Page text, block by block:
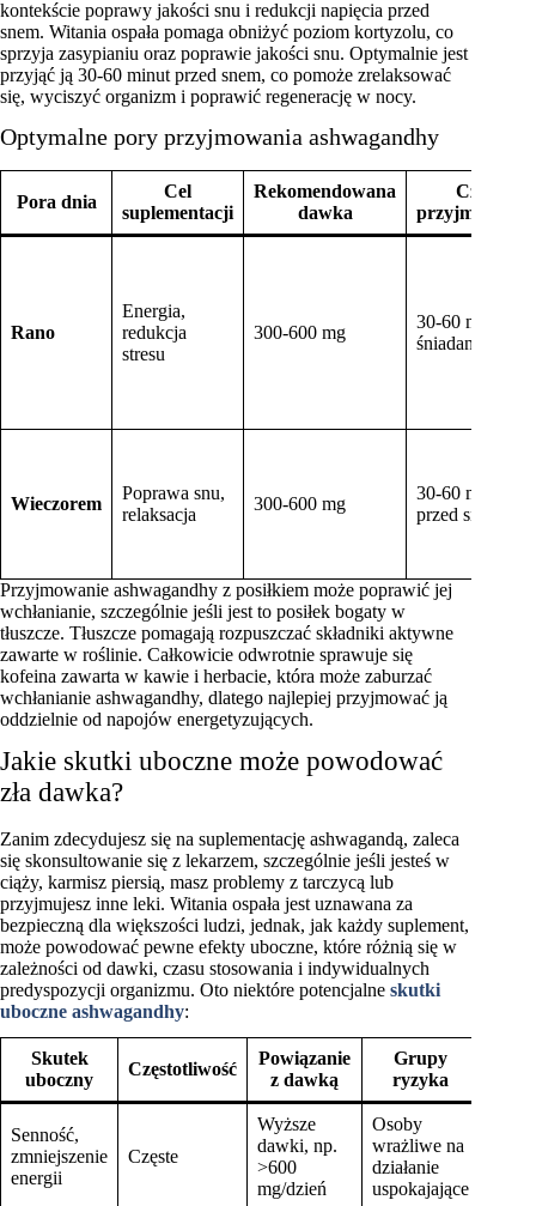
kontekście poprawy jakości snu i redukcji napięcia przed
snem. Witania ospała pomaga obniżyć poziom kortyzolu, co
sprzyja zasypianiu oraz poprawie jakości snu. Optymalnie jest
przyjąć ją 30-60 minut przed snem, co pomoże zrelaksować
się, wyciszyć organizm i poprawić regenerację w nocy.
Optymalne pory przyjmowania ashwagandhy
Pora dnia
Cel
suplementacji
Rekomendowana
dawka
Czas
przyjmowania
Rano
Energia,
redukcja
stresu
300-600 mg
30-60 minut po
śniadaniu
Wieczorem
Poprawa snu,
relaksacja
300-600 mg
30-60 minut
przed snem
Przyjmowanie ashwagandhy z posiłkiem może poprawić jej
wchłanianie, szczególnie jeśli jest to posiłek bogaty w
tłuszcze. Tłuszcze pomagają rozpuszczać składniki aktywne
zawarte w roślinie. Całkowicie odwrotnie sprawuje się
kofeina zawarta w kawie i herbacie, która może zaburzać
wchłanianie ashwagandhy, dlatego najlepiej przyjmować ją
oddzielnie od napojów energetyzujących.
Jakie skutki uboczne może powodować
zła dawka?
Zanim zdecydujesz się na suplementację ashwagandą, zaleca
się skonsultowanie się z lekarzem, szczególnie jeśli jesteś w
ciąży, karmisz piersią, masz problemy z tarczycą lub
przyjmujesz inne leki. Witania ospała jest uznawana za
bezpieczną dla większości ludzi, jednak, jak każdy suplement,
może powodować pewne efekty uboczne, które różnią się w
zależności od dawki, czasu stosowania i indywidualnych
predyspozycji organizmu. Oto niektóre potencjalne skutki
uboczne ashwagandhy:
Skutek
uboczny
Częstotliwość
Powiązanie
z dawką
Grupy
ryzyka
Senność,
zmniejszenie
energii
Częste
Wyższe
dawki, np.
>600
mg/dzień
Osoby
wrażliwe na
działanie
uspokajające